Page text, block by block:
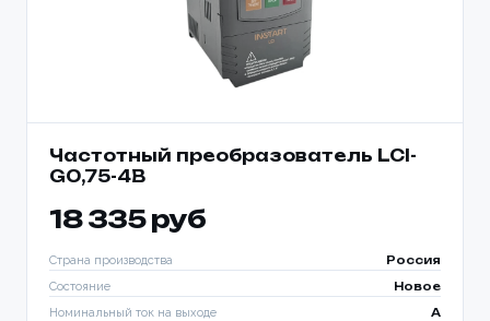
Частотный преобразователь LCI-
G0,75-4B
18 335 руб
Страна производства Россия
Состояние Новое
Номинальный ток на выходе A